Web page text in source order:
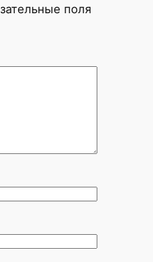
поля